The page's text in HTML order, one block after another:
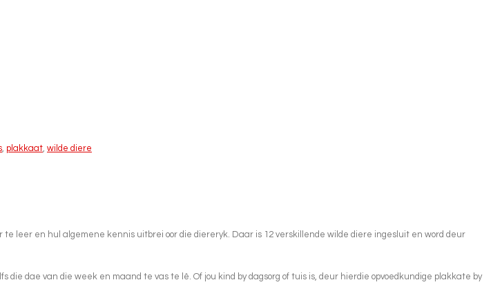
plakkaat wilde diere
te leer en hul algemene kennis uitbrei oor die diereryk. Daar is 12 verskillende wilde diere ingesluit en word deur
dae van die week en maand te vas te lê. Of jou kind by dagsorg of tuis is, deur hierdie opvoedkundige plakkate by